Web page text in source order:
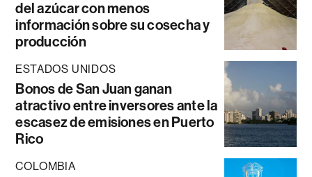
del azúcar con menos
información sobre su cosecha y
producción
ESTADOS UNIDOS
Bonos de San Juan ganan
atractivo entre inversores ante la
escasez de emisiones en Puerto
Rico
COLOMBIA